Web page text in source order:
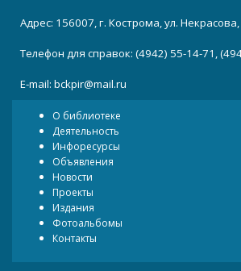
Адрес: 156007, г. Кострома, ул.
Телефон для справок: (4942) 55-14-71,
E-mail: bckpir@mail.ru
О библиотеке
Деятельность
Инфоресурсы
Объявления
Новости
Проекты
Издания
Фотоальбомы
Контакты